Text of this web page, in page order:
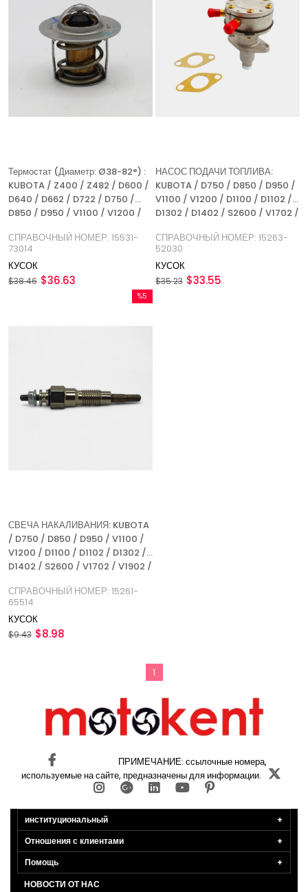
Термостат (Диаметр: Ø38-82°) :
KUBOTA / Z400 / Z482 / D600 /
D640 / D662 / D722 / D750 /
D850 / D950 / V1100 / V1200 /
73014
СПРАВОЧНЫЙ НОМЕР: 15531-
73014
КУСОК
$36.63
$38.46
НАСОС ПОДАЧИ ТОПЛИВА:
KUBOTA / D750 / D850 / D950 /
V1100 / V1200 / D1100 / D1102 /
D1302 / D1402 / S2600 / V1702 /
СПРАВОЧНЫЙ НОМЕР: 15263-
52030
СПРАВОЧНЫЙ НОМЕР: 15263-
52030
КУСОК
$33.55
$35.23
СВЕЧА НАКАЛИВАНИЯ: KUBOTA
/ D750 / D850 / D950 / V1100 /
V1200 / D1100 / D1102 / D1302 /
D1402 / S2600 / V1702 / V1902 /
НОМЕР: 15261-65514
СПРАВОЧНЫЙ НОМЕР: 15261-
65514
КУСОК
$8.98
$9.43
%5
%5Скидка
1
ПРИМЕЧАНИЕ: ссылочные номера,
используемые на сайте, предназначены для информации.
институциональный
Отношения с клиентами
Помощь
НОВОСТИ ОТ НАС